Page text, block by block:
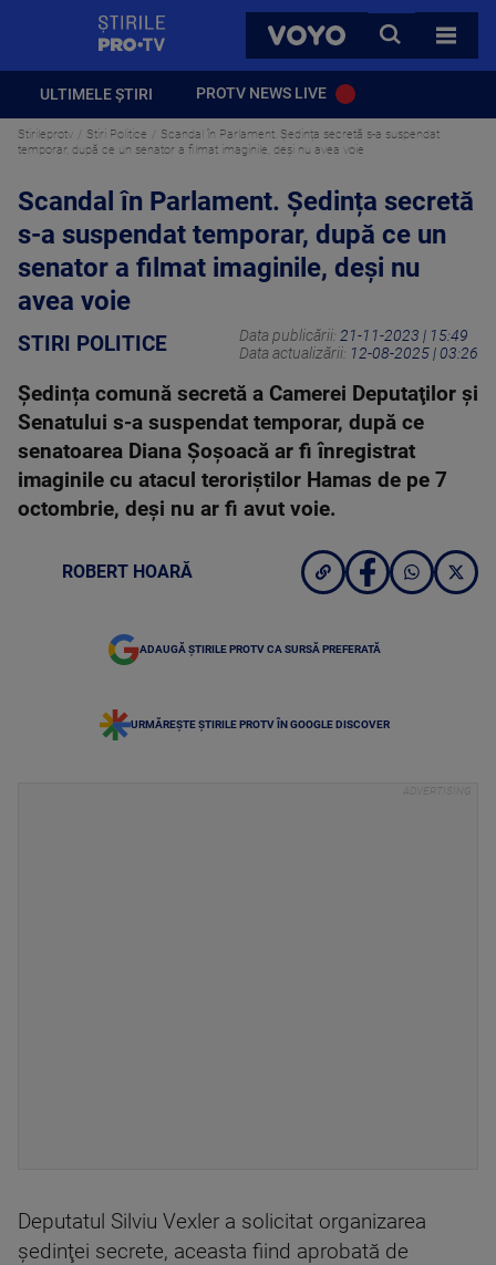
VOYO
CAUTA
TOATE
ULTIMELE ȘTIRI PROTV NEWS LIVE
Stirileprotv Stiri Politice
Scandal în Parlament. Ședința secretă s-a suspendat
temporar, după ce un senator a filmat imaginile, deși nu avea voie
Scandal în Parlament. Ședința secretă
s-a suspendat temporar, după ce un
senator a filmat imaginile, deși nu
avea voie
STIRI POLITICE Data publicării: 21-11-2023 | 15:49
Data actualizării: 12-08-2025 | 03:26
Ședința comună secretă a Camerei Deputaţilor şi
Senatului s-a suspendat temporar, după ce
senatoarea Diana Șoșoacă ar fi înregistrat
imaginile cu atacul teroriștilor Hamas de pe 7
octombrie, deși nu ar fi avut voie.
ROBERT HOARĂ
ADAUGĂ ȘTIRILE PROTV CA SURSĂ PREFERATĂ
URMĂREȘTE ȘTIRILE PROTV ÎN GOOGLE DISCOVER
Deputatul Silviu Vexler a solicitat organizarea
şedinţei secrete, aceasta fiind aprobată de